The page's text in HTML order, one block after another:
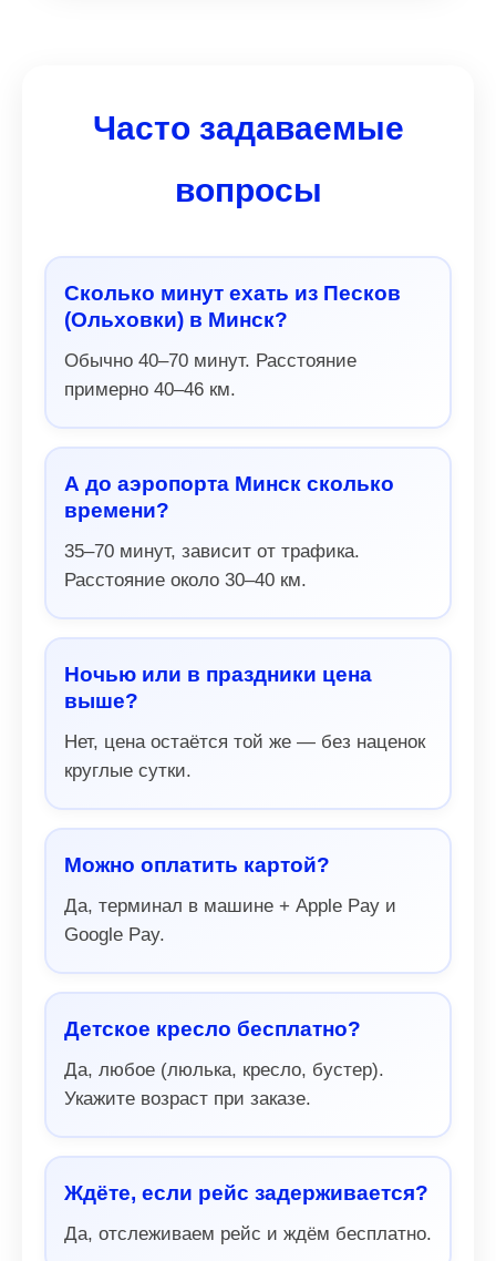
Часто задаваемые
вопросы
Сколько минут ехать из Песков
(Ольховки) в Минск?
Обычно 40–70 минут. Расстояние
примерно 40–46 км.
А до аэропорта Минск сколько
времени?
35–70 минут, зависит от трафика.
Расстояние около 30–40 км.
Ночью или в праздники цена
выше?
Нет, цена остаётся той же — без наценок
круглые сутки.
Можно оплатить картой?
Да, терминал в машине + Apple Pay и
Google Pay.
Детское кресло бесплатно?
Да, любое (люлька, кресло, бустер).
Укажите возраст при заказе.
Ждёте, если рейс задерживается?
Да, отслеживаем рейс и ждём бесплатно.